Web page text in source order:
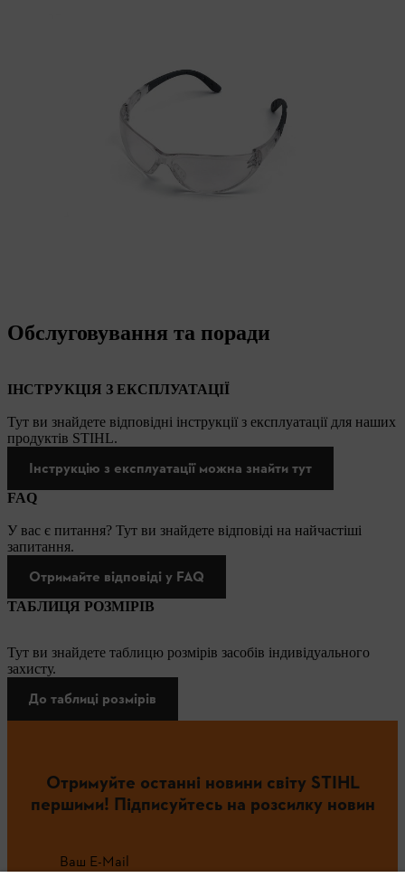
Обслуговування та поради
ІНСТРУКЦІЯ З ЕКСПЛУАТАЦІЇ
Тут ви знайдете відповідні інструкції з експлуатації для наших
продуктів STIHL.
Інструкцію з експлуатації можна знайти тут
FAQ
У вас є питання? Тут ви знайдете відповіді на найчастіші
запитання.
Отримайте відповіді у FAQ
ТАБЛИЦЯ РОЗМІРІВ
Тут ви знайдете таблицю розмірів засобів індивідуального
захисту.
До таблиці розмірів
Отримуйте останні новини світу STIHL
першими! Підписуйтесь на розсилку новин
Ваш E-Mail